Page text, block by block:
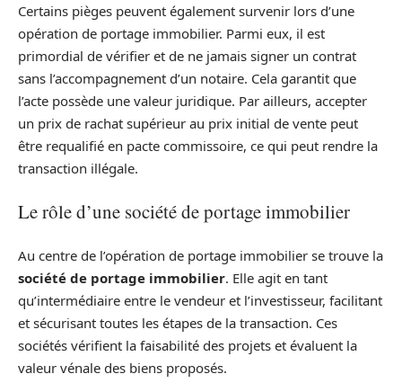
Certains pièges peuvent également survenir lors d’une
opération de portage immobilier. Parmi eux, il est
primordial de vérifier et de ne jamais signer un contrat
sans l’accompagnement d’un notaire. Cela garantit que
l’acte possède une valeur juridique. Par ailleurs, accepter
un prix de rachat supérieur au prix initial de vente peut
être requalifié en pacte commissoire, ce qui peut rendre la
transaction illégale.
Le rôle d’une société de portage immobilier
Au centre de l’opération de portage immobilier se trouve la
société de portage immobilier. Elle agit en tant
qu’intermédiaire entre le vendeur et l’investisseur, facilitant
et sécurisant toutes les étapes de la transaction. Ces
sociétés vérifient la faisabilité des projets et évaluent la
valeur vénale des biens proposés.